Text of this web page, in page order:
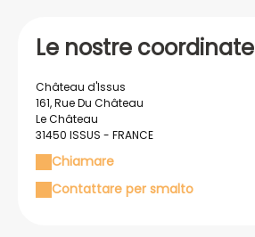
Le nostre coordinate
Château d'Issus
161, Rue Du Château
Le Château
31450 ISSUS - FRANCE
Chiamare
Contattare per smalto